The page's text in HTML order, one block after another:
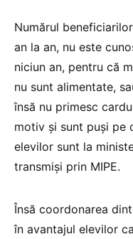
Numărul
an la an, nu este
niciun an, pentru că
nu sunt alimentate,
însă nu primesc
motiv și sunt puși pe
elevilor sunt la
transmiși prin MIPE.
Însă coordonarea
în avantajul elevilor